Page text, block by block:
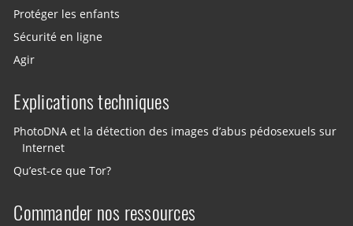
Protéger les enfants
Sécurité en ligne
Agir
Explications techniques
PhotoDNA et la détection des images d’abus pédosexuels sur
Internet
Qu’est-ce que Tor?
Commander nos ressources